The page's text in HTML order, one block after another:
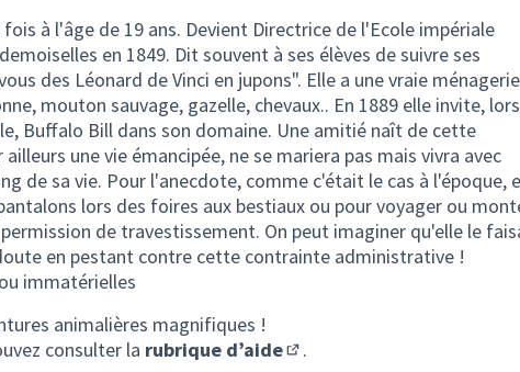
à l'âge de 19 ans. Devient Directrice de l'Ecole impériale
en 1849. Dit souvent à ses élèves de suivre ses
des Léonard de Vinci en jupons". Elle a une vraie ménagerie
mouton sauvage, gazelle, chevaux.. En 1889 elle invite, lors
Buffalo Bill dans son domaine. Une amitié naît de cette
une vie émancipée, ne se mariera pas mais vivra avec
de sa vie. Pour l'anecdote, comme c'était le cas à l'époque,
lors des foires aux bestiaux ou pour voyager ou
de travestissement. On peut imaginer qu'elle le
en pestant contre cette contrainte administrative !
immatérielles
animalières magnifiques !
consulter la rubrique d’aide .